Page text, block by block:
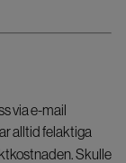
via e-mail
alltid felaktiga
Skulle